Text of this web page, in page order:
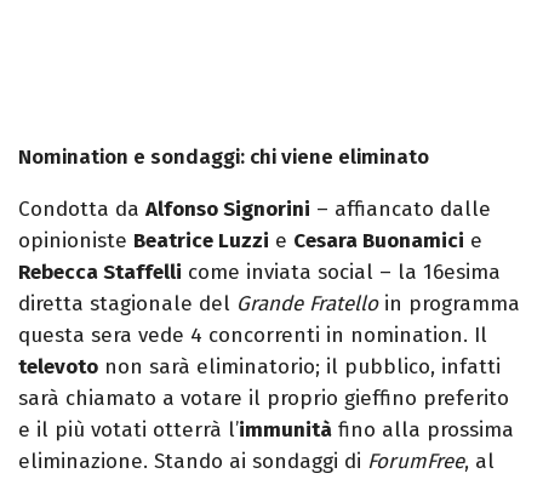
Nomination e sondaggi: chi viene eliminato
Condotta da Alfonso Signorini – affiancato dalle
opinioniste Beatrice Luzzi e Cesara Buonamici e
Rebecca Staffelli come inviata social – la 16esima
diretta stagionale del Grande Fratelloin programma
questa sera vede 4 concorrenti in nomination. Il
televoto non sarà eliminatorio; il pubblico, infatti
sarà chiamato a votare il proprio gieffino preferito
e il più votati otterrà l’immunità fino alla prossima
eliminazione. Stando ai sondaggi di ForumFree, al